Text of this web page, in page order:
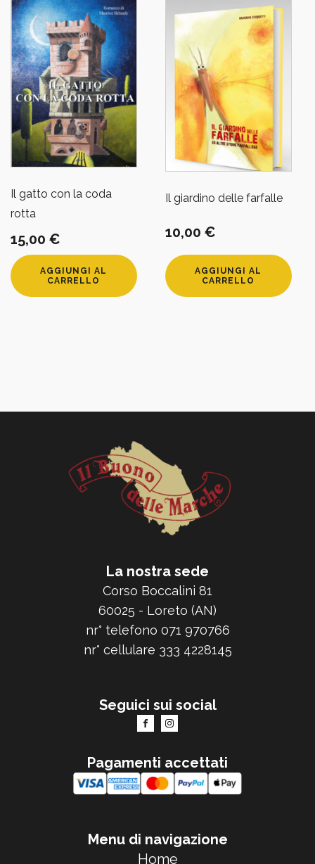
Il gatto con la coda
rotta
15,00 €
AGGIUNGI AL
CARRELLO
Il giardino delle farfalle
10,00 €
AGGIUNGI AL
CARRELLO
La nostra sede
Corso Boccalini 81
60025 - Loreto (AN)
nr° telefono 071 970766
nr° cellulare 333 4228145
Seguici sui social
Pagamenti accettati
Menu di navigazione
Home